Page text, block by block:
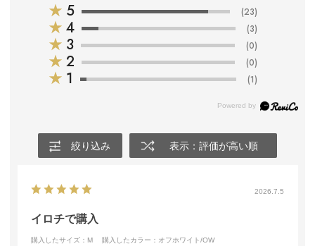
★ 5 (23)
★ 4 (3)
★ 3 (0)
★ 2 (0)
★ 1 (1)
絞り込み 表示：評価が高い順
2026.7.5
イロチで購入
購入したサイズ：M 購入したカラー：オフホワイト/OW